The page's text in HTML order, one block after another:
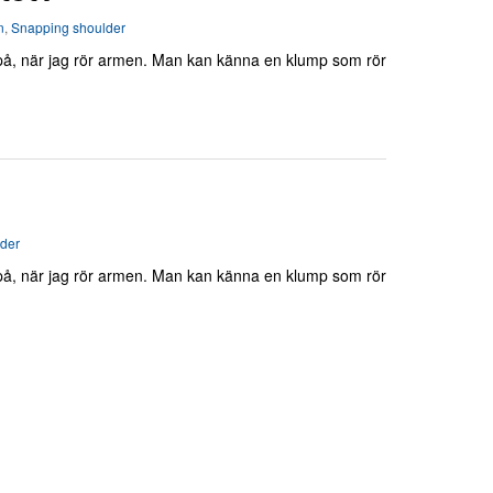
, Snapping shoulder
när jag rör armen. Man kan känna en klump som rör
när jag rör armen. Man kan känna en klump som rör